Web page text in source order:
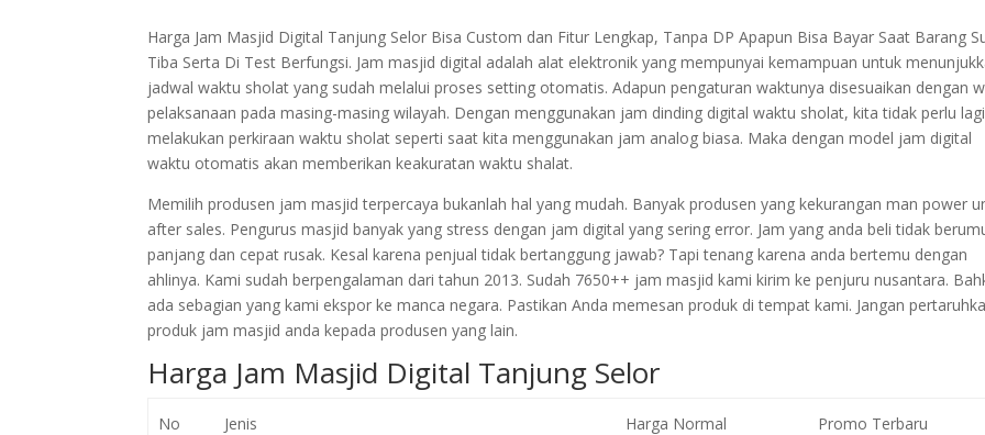
Harga Jam Masjid Digital Tanjung Selor Bisa Custom dan Fitur Lengkap, Tanpa DP Apapun Bisa Bayar Saat Barang
Tiba Serta Di Test Berfungsi. Jam masjid digital adalah alat elektronik yang mempunyai kemampuan untuk
jadwal waktu sholat yang sudah melalui proses setting otomatis. Adapun pengaturan waktunya disesuaikan dengan
pelaksanaan pada masing-masing wilayah. Dengan menggunakan jam dinding digital waktu sholat, kita tidak perlu lagi
melakukan perkiraan waktu sholat seperti saat kita menggunakan jam analog biasa. Maka dengan model jam digital
waktu otomatis akan memberikan keakuratan waktu shalat.
Memilih produsen jam masjid terpercaya bukanlah hal yang mudah. Banyak produsen yang kekurangan man power
after sales. Pengurus masjid banyak yang stress dengan jam digital yang sering error. Jam yang anda beli tidak
panjang dan cepat rusak. Kesal karena penjual tidak bertanggung jawab? Tapi tenang karena anda bertemu dengan
ahlinya. Kami sudah berpengalaman dari tahun 2013. Sudah 7650++ jam masjid kami kirim ke penjuru nusantara.
ada sebagian yang kami ekspor ke manca negara. Pastikan Anda memesan produk di tempat kami. Jangan
produk jam masjid anda kepada produsen yang lain.
Harga Jam Masjid Digital Tanjung Selor
No Jenis Harga Normal Promo Terbaru